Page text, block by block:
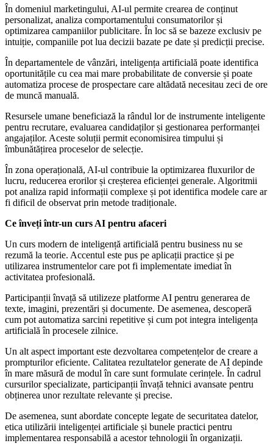
În domeniul marketingului, AI-ul permite crearea de conținut
personalizat, analiza comportamentului consumatorilor și
optimizarea campaniilor publicitare. În loc să se bazeze exclusiv pe
intuiție, companiile pot lua decizii bazate pe date și predicții precise.
În departamentele de vânzări, inteligența artificială poate identifica
oportunitățile cu cea mai mare probabilitate de conversie și poate
automatiza procese de prospectare care altădată necesitau zeci de ore
de muncă manuală.
Resursele umane beneficiază la rândul lor de instrumente inteligente
pentru recrutare, evaluarea candidaților și gestionarea performanței
angajaților. Aceste soluții permit economisirea timpului și
îmbunătățirea proceselor de selecție.
În zona operațională, AI-ul contribuie la optimizarea fluxurilor de
lucru, reducerea erorilor și creșterea eficienței generale. Algoritmii
pot analiza rapid informații complexe și pot identifica modele care ar
fi dificil de observat prin metode tradiționale.
Ce înveți într-un curs AI pentru afaceri
Un curs modern de inteligență artificială pentru business nu se
rezumă la teorie. Accentul este pus pe aplicații practice și pe
utilizarea instrumentelor care pot fi implementate imediat în
activitatea profesională.
Participanții învață să utilizeze platforme AI pentru generarea de
texte, imagini, prezentări și documente. De asemenea, descoperă
cum pot automatiza sarcini repetitive și cum pot integra inteligența
artificială în procesele zilnice.
Un alt aspect important este dezvoltarea competențelor de creare a
prompturilor eficiente. Calitatea rezultatelor generate de AI depinde
în mare măsură de modul în care sunt formulate cerințele. În cadrul
cursurilor specializate, participanții învață tehnici avansate pentru
obținerea unor rezultate relevante și precise.
De asemenea, sunt abordate concepte legate de securitatea datelor,
etica utilizării inteligenței artificiale și bunele practici pentru
implementarea responsabilă a acestor tehnologii în organizații.